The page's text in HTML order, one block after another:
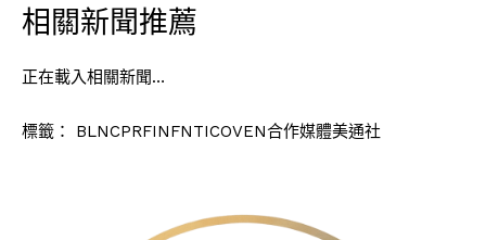
相關新聞推薦
正在載入相關新聞…
標籤： BLNCPRFINFNTICOVEN合作媒體美通社